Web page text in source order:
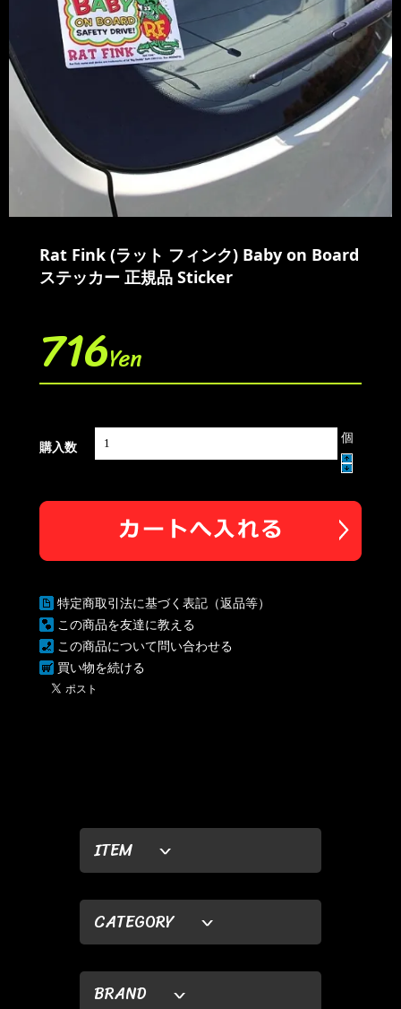
ITEM
CATEGORY
BRAND
Rat Fink (ラット フィンク) Baby on Board
ステッカー 正規品 Sticker
716Yen
購入数
個
特定商取引法に基づく表記（返品等）
この商品を友達に教える
この商品について問い合わせる
買い物を続ける